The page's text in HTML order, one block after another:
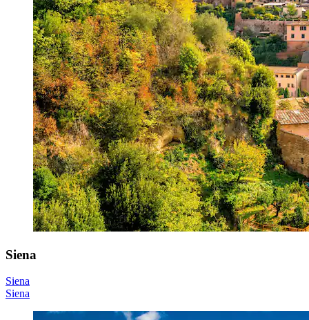
Siena
Siena
Siena